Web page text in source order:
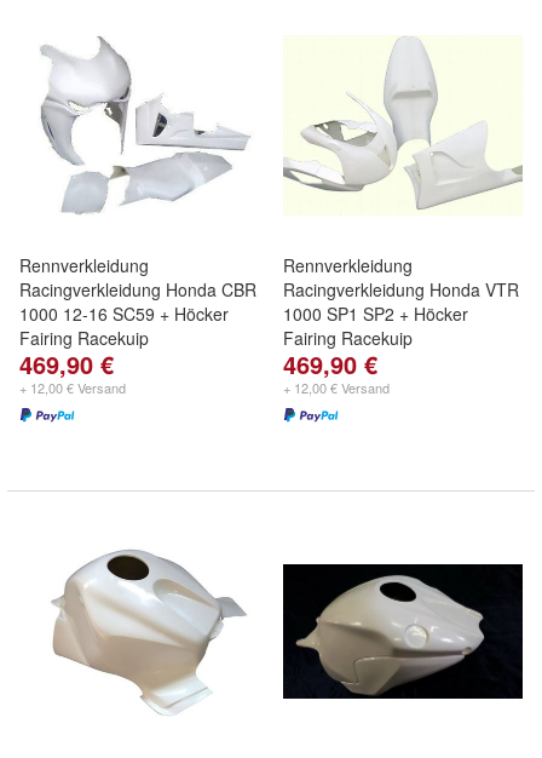
Rennverkleidung
Racingverkleidung Honda CBR
1000 12-16 SC59 + Höcker
Fairing Racekuip
469,90 €
+ 12,00 € Versand
Rennverkleidung
Racingverkleidung Honda VTR
1000 SP1 SP2 + Höcker
Fairing Racekuip
469,90 €
+ 12,00 € Versand